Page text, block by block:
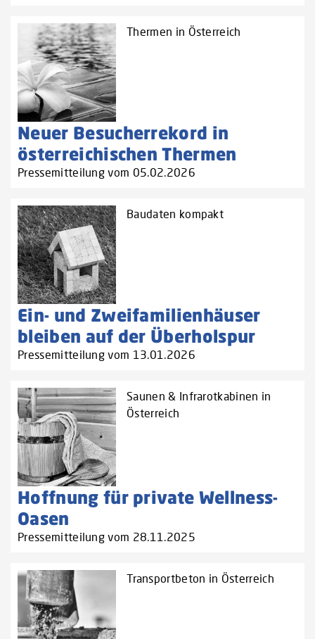
Thermen in Österreich
Neuer Besucherrekord in
österreichischen Thermen
Pressemitteilung vom 05.02.2026
Baudaten kompakt
Ein- und Zweifamilienhäuser
bleiben auf der Überholspur
Pressemitteilung vom 13.01.2026
Saunen & Infrarotkabinen in
Österreich
Hoffnung für private Wellness-
Oasen
Pressemitteilung vom 28.11.2025
Transportbeton in Österreich